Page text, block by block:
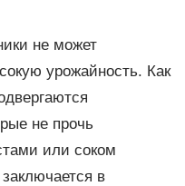
не может
урожайность. Как
не прочь
или соком
в